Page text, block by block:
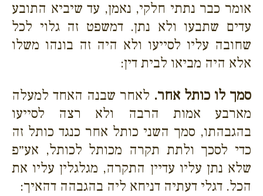
אומר כבר נתתי חלקי, נאמן, עד שיביא התובע
עדים שתבעו ולא נתן. דמשפט זה גלוי לכל
שחובה עליו לסייעו ולא היה זה בונהו משלו
אלא היה מביאו לבית דין:
סמך לו כותל אחר. לאחר שבנה האחד למעלה
מארבע אמות הרבה ולא רצה לסייעו
בהגבהתו, סמך השני כותל אחר כנגד כותל זה
כדי לסכך ולתת תקרה מכותל לכותל, אע״פ
שלא נתן עליו עדיין התקרה, מגלגלין עליו את
הכל. דגלי דעתיה דניחא ליה בהגבהה דהאיך: